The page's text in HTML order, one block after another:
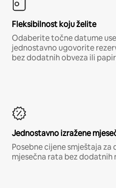
Fleksibilnost koju želite
Odaberite točne datume
jednostavno ugovorite
bez dodatnih obveza ili
Jednostavno izražene
Posebne cijene smještaja za
mjesečna rata bez dodatnih